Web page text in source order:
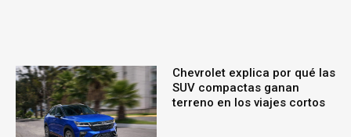
Chevrolet explica por qué las
SUV compactas ganan
terreno en los viajes cortos